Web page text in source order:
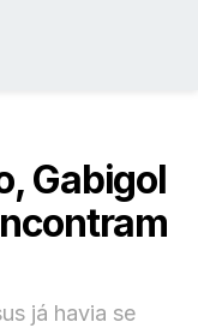
Gabigol
já havia se